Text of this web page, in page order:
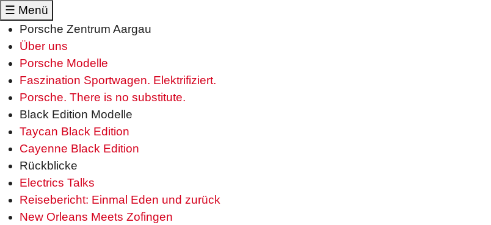
☰ Menü
Porsche Zentrum Aargau
Über uns
Porsche Modelle
Faszination Sportwagen. Elektrifiziert.
Porsche. There is no substitute.
Black Edition Modelle
Taycan Black Edition
Cayenne Black Edition
Rückblicke
Electrics Talks
Reisebericht: Einmal Eden und zurück
New Orleans Meets Zofingen